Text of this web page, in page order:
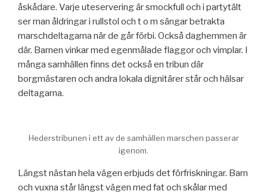
åskådare. Varje uteservering är smockfull och i partytält
ser man åldringar i rullstol och t o m sängar betrakta
marschdeltagarna när de går förbi. Också daghemmen är
där. Barnen vinkar med egenmålade flaggor och vimplar. I
många samhällen finns det också en tribun där
borgmästaren och andra lokala dignitärer står och hälsar
deltagarna.
Hederstribunen i ett av de samhällen marschen passerar
igenom.
Längst nästan hela vägen erbjuds det förfriskningar. Barn
och vuxna står längst vägen med fat och skålar med